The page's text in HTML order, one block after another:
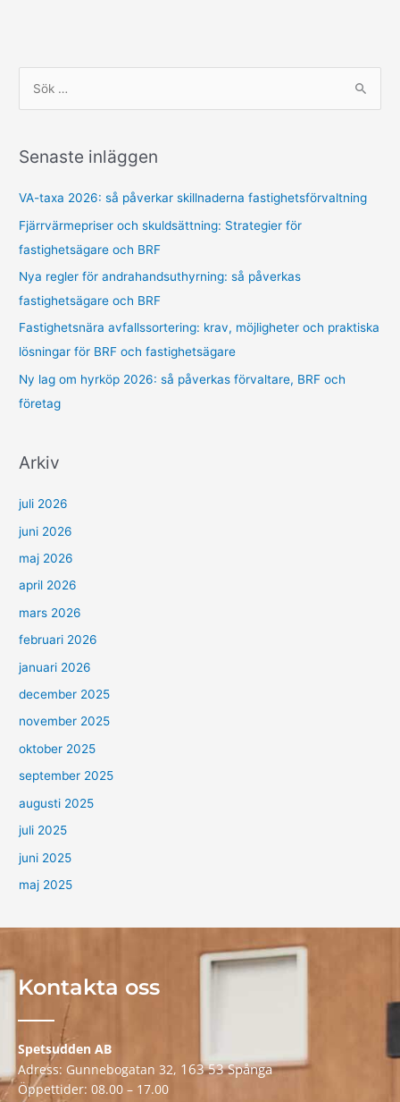
e
e
:
Senaste inläggen
VA-taxa 2026: så påverkar skillnaderna fastighetsförvaltning
Fjärrvärmepriser och skuldsättning: Strategier för
fastighetsägare och BRF
Nya regler för andrahandsuthyrning: så påverkas
fastighetsägare och BRF
Fastighetsnära avfallssortering: krav, möjligheter och praktiska
lösningar för BRF och fastighetsägare
Ny lag om hyrköp 2026: så påverkas förvaltare, BRF och
företag
Arkiv
juli 2026
juni 2026
maj 2026
april 2026
mars 2026
februari 2026
januari 2026
december 2025
november 2025
oktober 2025
september 2025
augusti 2025
juli 2025
juni 2025
maj 2025
Kontakta oss
Spetsudden AB
Adress: Gunnebogatan 32, 163 53 Spånga
Öppettider: 08.00 – 17.00